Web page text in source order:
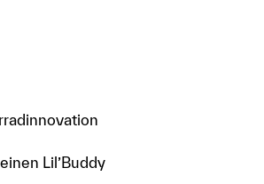
Lil’Buddy